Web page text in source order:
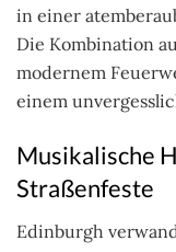
in einer
Die Kombination
modernem
einem
Musikalische
Straßenfeste
Edinburgh